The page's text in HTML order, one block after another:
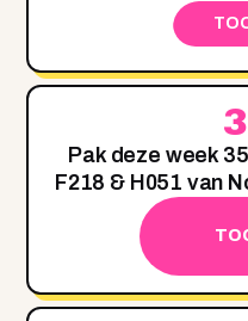
Pak deze week
F218 & H051 van